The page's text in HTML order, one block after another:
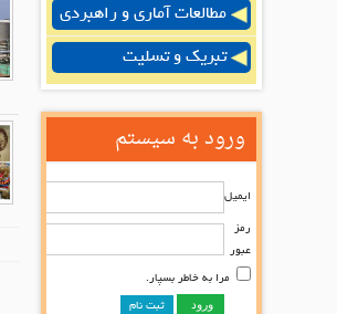
مطالعات آماری و راهبردی
تبریک و تسلیت
ورود به سیستم
ایمیل
رمز
عبور
مرا به خاطر بسپار.
ثبت نام